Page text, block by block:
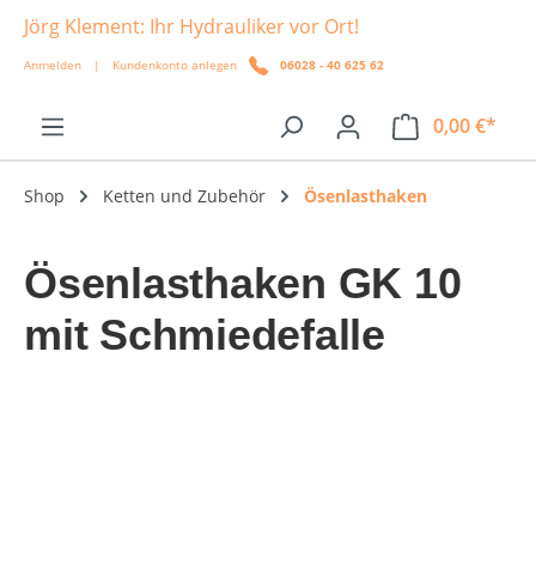
springen
Jörg Klement: Ihr Hydrauliker vor Ort!
Anmelden | Kundenkonto anlegen 06028 - 40 625 62
0,00 €*
Shop Ketten und Zubehör Ösenlasthaken
Ösenlasthaken GK 10
mit Schmiedefalle